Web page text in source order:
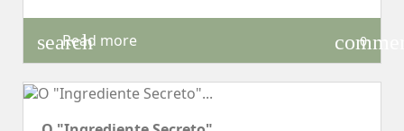
search
Read more 0